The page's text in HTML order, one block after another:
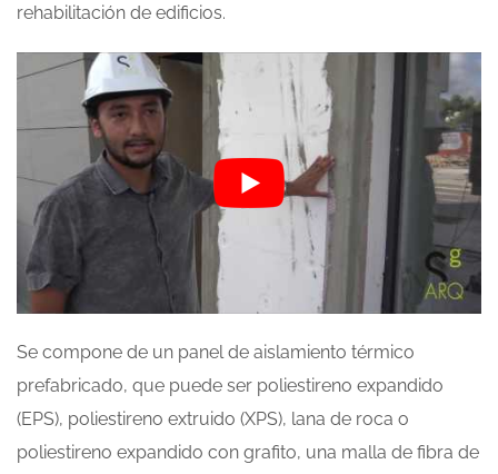
rehabilitación de edificios.
Se compone de un panel de aislamiento térmico
prefabricado, que puede ser poliestireno expandido
(EPS), poliestireno extruido (XPS), lana de roca o
poliestireno expandido con grafito, una malla de fibra de